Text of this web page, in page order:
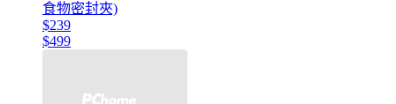
食物密封夾)
$239
$499